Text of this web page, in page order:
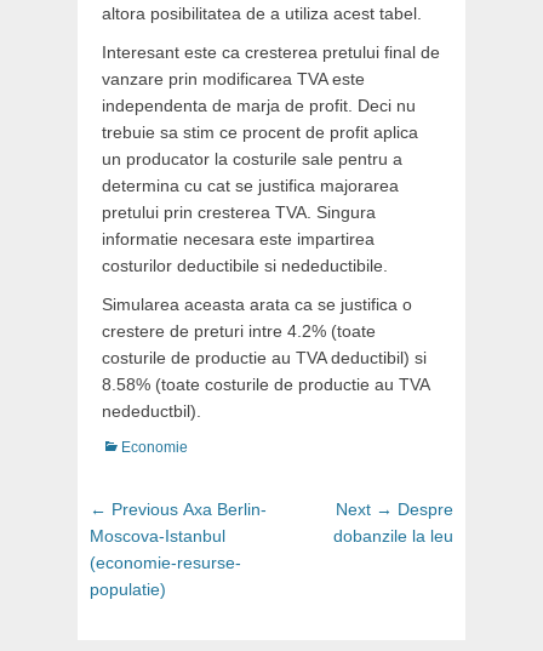
altora posibilitatea de a utiliza acest tabel.
Interesant este ca cresterea pretului final de
vanzare prin modificarea TVA este
independenta de marja de profit. Deci nu
trebuie sa stim ce procent de profit aplica
un producator la costurile sale pentru a
determina cu cat se justifica majorarea
pretului prin cresterea TVA. Singura
informatie necesara este impartirea
costurilor deductibile si nedeductibile.
Simularea aceasta arata ca se justifica o
crestere de preturi intre 4.2% (toate
costurile de productie au TVA deductibil) si
8.58% (toate costurile de productie au TVA
nedeductbil).
Categories
Economie
Post
navigation
← Previous Previous
post:
Axa Berlin-
Moscova-Istanbul
(economie-resurse-
populatie)
Next → Next
post:
Despre
dobanzile la leu